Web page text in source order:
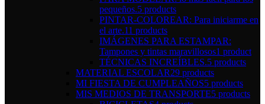
pequeños.5 products
PINTAR-COLOREAR: Para iniciarme en
el arte.11 products
IMÁGENES PARA ESTAMPAR:
Tampones y tintas maravillosos1 product
TÉCNICAS INCREÍBLES.5 products
MATERIAL ESCOLAR29 products
MI FIESTA DE CUMPLEAÑOS5 products
MIS MEDIOS DE TRANSPORTE5 products